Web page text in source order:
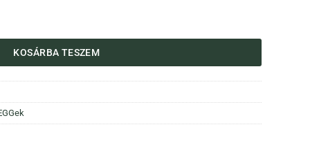
KOSÁRBA TESZEM